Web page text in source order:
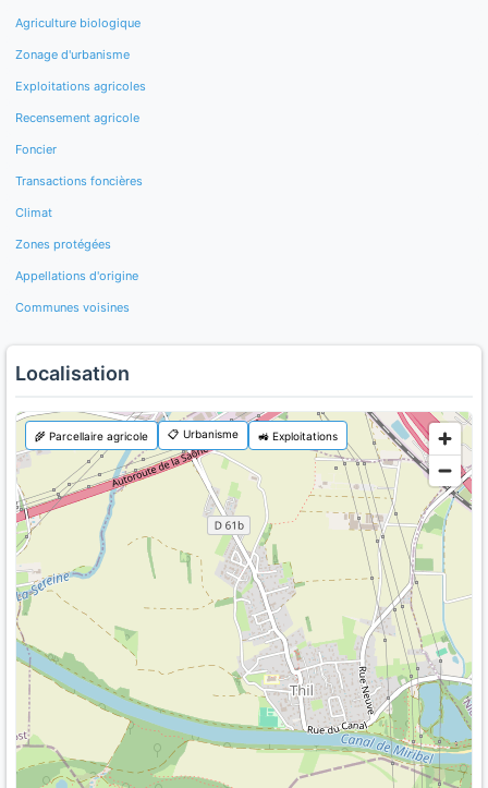
Agriculture biologique
Zonage d'urbanisme
Exploitations agricoles
Recensement agricole
Foncier
Transactions foncières
Climat
Zones protégées
Appellations d'origine
Communes voisines
Localisation
🌾 Parcellaire agricole 📋 Urbanisme 🚜 Exploitations